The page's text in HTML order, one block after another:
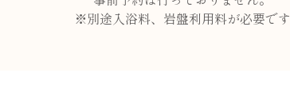
※別途入浴料、岩盤利用料が必要です